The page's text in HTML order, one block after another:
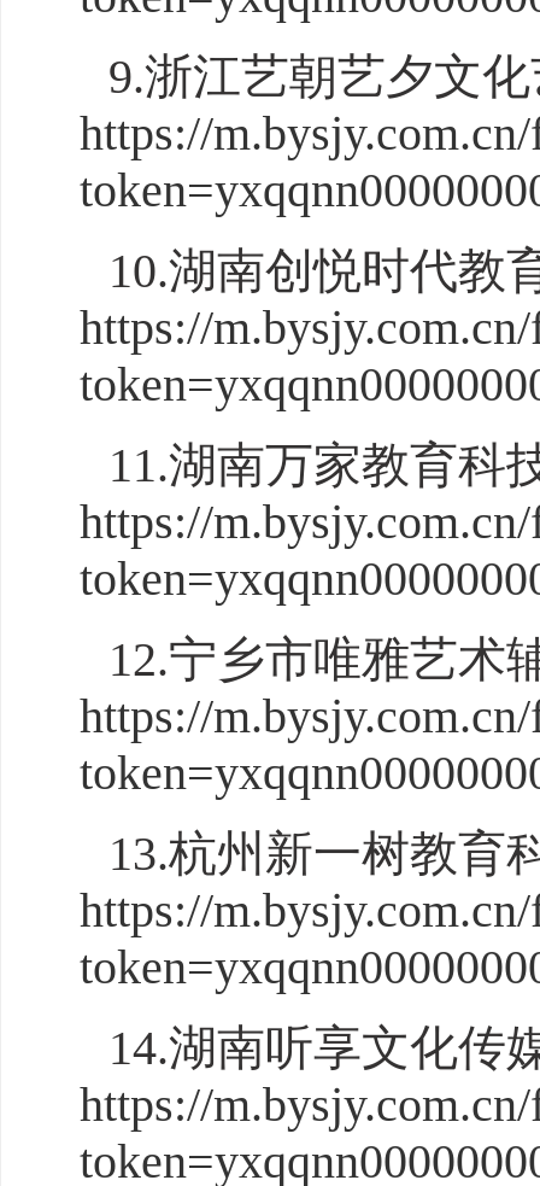
9.浙江艺朝艺夕文
https://
10.湖南创悦时代教
https://
11.湖南万家教育科
https://
12.宁乡市唯雅艺术
https://
13.杭州新一树教育
https://
14.湖南听享文化传
https://